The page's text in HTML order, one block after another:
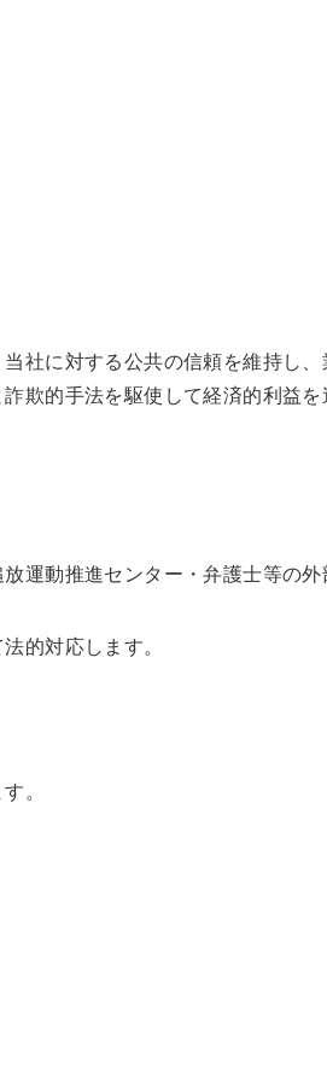
社に対する公共の信頼を維持し
欺的手法を駆使して経済的利益
運動推進センター・弁護士等の
的対応します。
。